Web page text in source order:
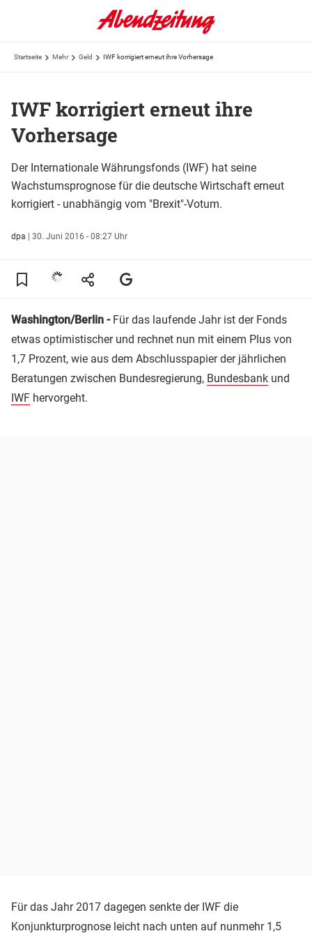
Startseite Mehr Geld IWF korrigiert erneut ihre Vorhersage
IWF korrigiert erneut ihre
Vorhersage
Der Internationale Währungsfonds (IWF) hat seine
Wachstumsprognose für die deutsche Wirtschaft erneut
korrigiert - unabhängig vom "Brexit"-Votum.
dpa | 30. Juni 2016 - 08:27 Uhr
Washington/Berlin - Für das laufende Jahr ist der Fonds
etwas optimistischer und rechnet nun mit einem Plus von
1,7 Prozent, wie aus dem Abschlusspapier der jährlichen
Beratungen zwischen Bundesregierung, Bundesbank und
IWF hervorgeht.
Für das Jahr 2017 dagegen senkte der IWF die
Konjunkturprognose leicht nach unten auf nunmehr 1,5